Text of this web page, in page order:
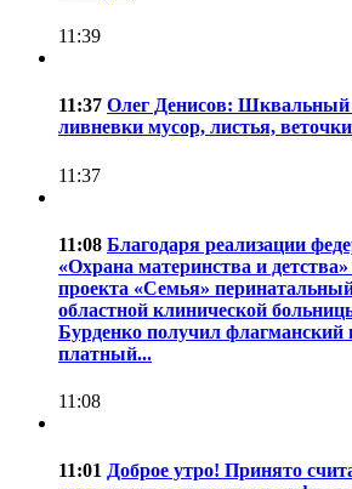
11:39
11:37 Олег Денисов: Шквальный
ливневки мусор, листья, веточки
11:37
11:08 Благодаря реализации
«Охрана материнства и
проекта «Семья»
областной клинической
Бурденко получил флагманский
платный...
11:08
11:01 Доброе утро! Принято